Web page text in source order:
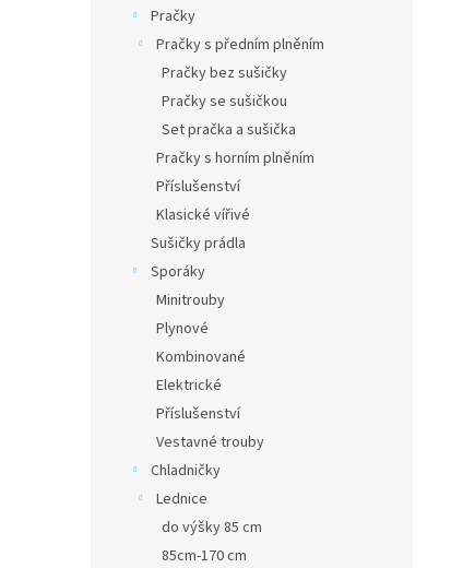
Pračky
Pračky s předním plněním
Pračky bez sušičky
Pračky se sušičkou
Set pračka a sušička
Pračky s horním plněním
Příslušenství
Klasické vířivé
Sušičky prádla
Sporáky
Minitrouby
Plynové
Kombinované
Elektrické
Příslušenství
Vestavné trouby
Chladničky
Lednice
do výšky 85 cm
85cm-170 cm